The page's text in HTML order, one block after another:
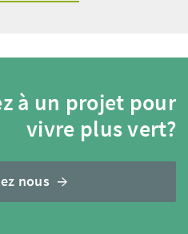
à un projet pour
vivre plus vert?
nous